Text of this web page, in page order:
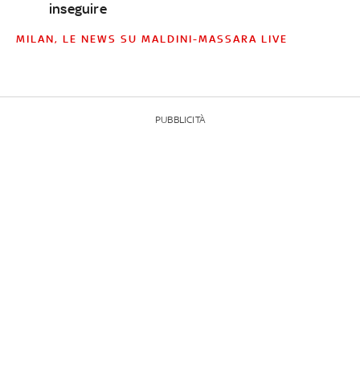
inseguire
MILAN, LE NEWS SU MALDINI-MASSARA LIVE
PUBBLICITÀ